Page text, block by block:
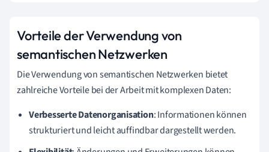
Vorteile der Verwendung von
semantischen Netzwerken
Die Verwendung von semantischen Netzwerken bietet
zahlreiche Vorteile bei der Arbeit mit komplexen Daten:
Verbesserte Datenorganisation: Informationen können
strukturiert und leicht auffindbar dargestellt werden.